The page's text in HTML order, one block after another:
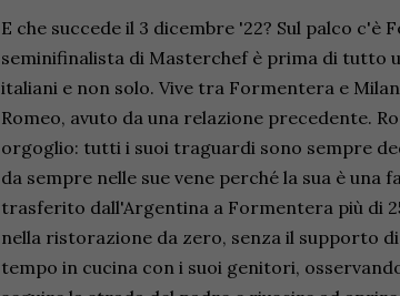
E che succede il 3 dicembre '22? Sul palco
seminifinalista di Masterchef è prima di tutto
italiani e non solo. Vive tra Formentera e
Romeo, avuto da una relazione precedente.
orgoglio: tutti i suoi traguardi sono sempre
da sempre nelle sue vene perché la sua è
trasferito dall'Argentina a Formentera più di
nella ristorazione da zero, senza il supporto
tempo in cucina con i suoi genitori,